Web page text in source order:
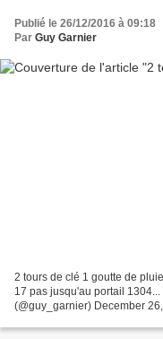
Publié le 26/12/2016 à 09:18
Par Guy Garnier
2 tours de clé 1 goutte de
17 pas jusqu'au portail
(@guy_garnier) December